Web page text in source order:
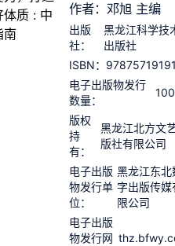
作者：邓旭 主编
出版
社：
黑龙江科学技
出版社
ISBN：
电子出版物发行
数量：
版权
持
有：
黑龙江北方文
版社有限公司
电子出版
物发行单
位：
黑龙江东北
字出版传媒
限公司
电子出版
物发行网